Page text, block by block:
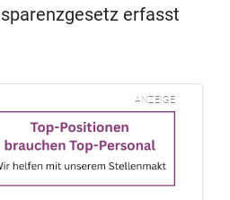
erfasst
ANZEIGE